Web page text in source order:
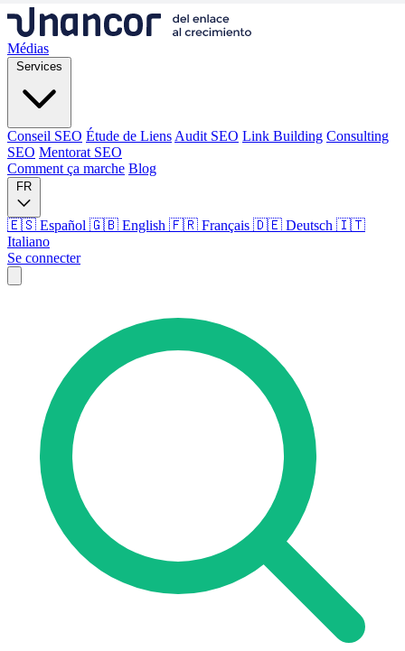
Médias
Services
Conseil SEO Étude de Liens Audit SEO Link Building Consulting
SEO Mentorat SEO
Comment ça marche Blog
FR
🇪🇸 Español 🇬🇧 English 🇫🇷 Français 🇩🇪 Deutsch 🇮🇹
Italiano
Se connecter
Conseil SEO Étude de Liens Link Building
Mentorat SEO
Comment ça marche
Langue
🇪🇸 ES
🇬🇧 EN
Se connecter